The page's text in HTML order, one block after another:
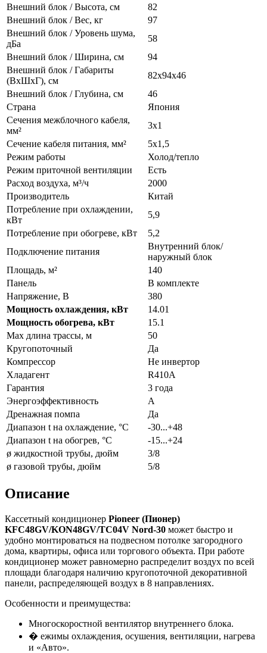
Внешний блок / Высота, см
82
Внешний блок / Вес, кг
97
Внешний блок / Уровень шума,
дБа
58
Внешний блок / Ширина, см
94
Внешний блок / Габариты
(ВхШхГ), см
82x94x46
Внешний блок / Глубина, см
46
Страна
Япония
Сечения межблочного кабеля,
мм²
3x1
Сечение кабеля питания, мм²
5x1,5
Режим работы
Холод/тепло
Режим приточной вентиляции
Есть
Расход воздуха, м³/ч
2000
Производитель
Китай
Потребление при охлаждении,
кВт
5,9
Потребление при обогреве, кВт
5,2
Подключение питания
Внутренний блок/
наружный блок
Площадь, м²
140
Панель
В комплекте
Напряжение, В
380
Мощность охлаждения, кВт
14.01
Мощность обогрева, кВт
15.1
Max длина трассы, м
50
Кругопоточный
Да
Компрессор
Не инвертор
Хладагент
R410A
Гарантия
3 года
Энергоэффективность
A
Дренажная помпа
Да
Диапазон t на охлаждение, °С
-30...+48
Диапазон t на обогрев, °С
-15...+24
ø жидкостной трубы, дюйм
3/8
ø газовой трубы, дюйм
5/8
Описание
Кассетный кондиционер Pioneer (Пионер)
KFC48GV/KON48GV/TC04V Nord-30 может быстро и
удобно монтироваться на подвесном потолке загородного
дома, квартиры, офиса или торгового объекта. При работе
кондиционер может равномерно распределит воздух по всей
площади благодаря наличию кругопоточной декоративной
панели, распределяющей воздух в 8 направлениях.
Особенности и преимущества:
Многоскоростной вентилятор внутреннего блока.
� ежимы охлаждения, осушения, вентиляции, нагрева
и «Авто».